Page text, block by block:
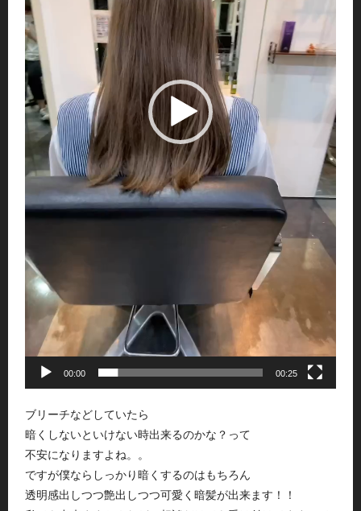
00:00 00:25
ブリーチなどしていたら
暗くしないといけない時出来るのかな？って
不安になりますよね。。
ですが僕ならしっかり暗くするのはもちろん
透明感出しつつ艶出しつつ可愛く暗髪が出来ます！！